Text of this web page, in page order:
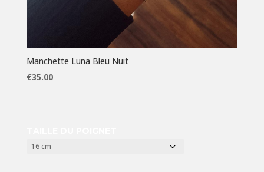
Manchette Luna Bleu Nuit
€35.00